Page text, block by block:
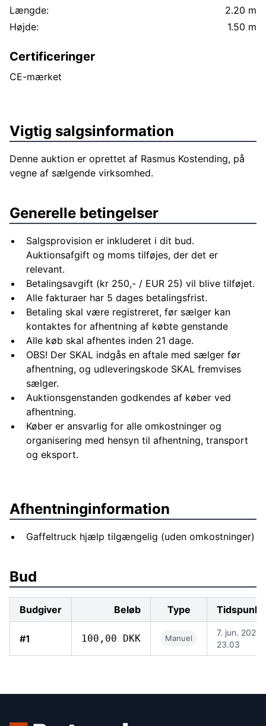
Længde:
2.20 m
Højde:
1.50 m
Certificeringer
CE-mærket
Vigtig salgsinformation
Denne auktion er oprettet af Rasmus Kostending, på
vegne af sælgende virksomhed.
Generelle betingelser
Salgsprovision er inkluderet i dit bud.
Auktionsafgift og moms tilføjes, der det er
relevant.
Betalingsavgift (kr 250,- / EUR 25) vil blive tilføjet.
Alle fakturaer har 5 dages betalingsfrist.
Betaling skal være registreret, før sælger kan
kontaktes for afhentning af købte genstande
Alle køb skal afhentes inden 21 dage.
OBS! Der SKAL indgås en aftale med sælger før
afhentning, og udleveringskode SKAL fremvises
sælger.
Auktionsgenstanden godkendes af køber ved
afhentning.
Køber er ansvarlig for alle omkostninger og
organisering med hensyn til afhentning, transport
og eksport.
Afhentninginformation
Gaffeltruck hjælp tilgængelig (uden omkostninger)
Bud
Budgiver Beløb Type Tidspunkt
#1 100,00 DKK Manuel
7. jun. 2026,
23.03